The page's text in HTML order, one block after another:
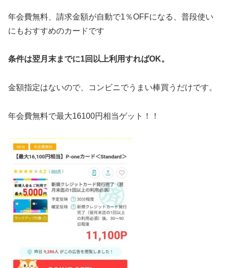
年会費無料、請求金額が自動で1％OFFになる、普段使い
にもおすすめのカードです
条件は翌月末までに1回以上利用すればOK。
金額指定はないので、コンビニでうまい棒買うだけです。
年会費無料で最大16100円相当ゲット！！